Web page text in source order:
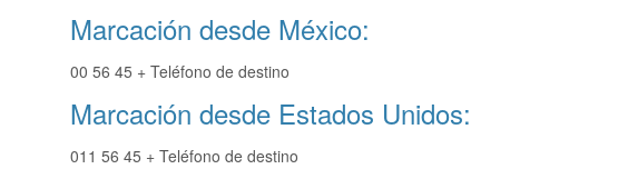
Marcación desde México:
00 56 45 + Teléfono de destino
Marcación desde Estados Unidos:
011 56 45 + Teléfono de destino